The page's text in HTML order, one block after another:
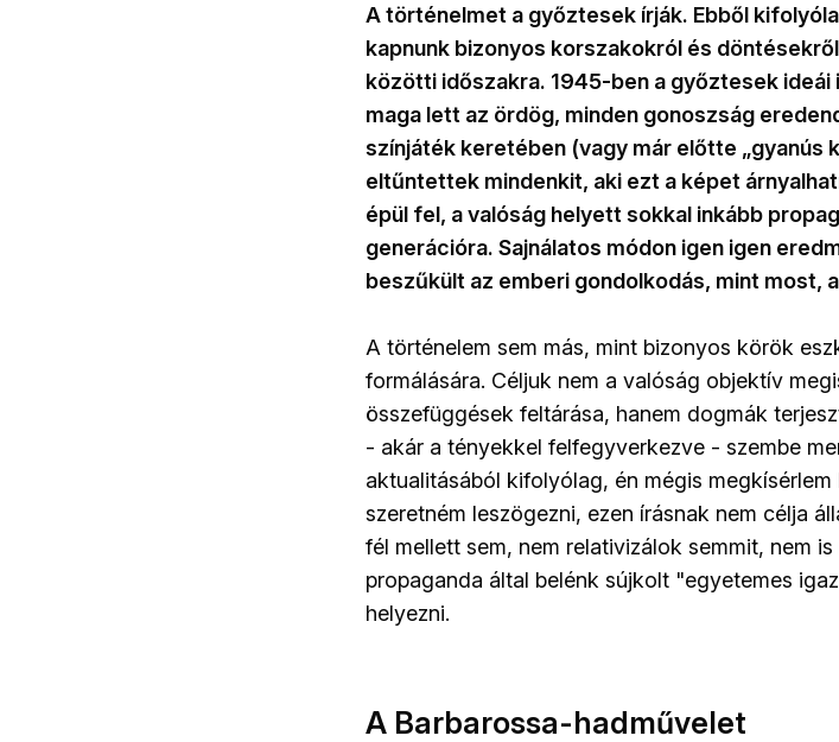
A történelmet a győztesek írják. Ebből
kapnunk bizonyos korszakokról és
közötti időszakra. 1945-ben a győztesek
maga lett az ördög, minden gonoszság
színjáték keretében (vagy már előtte
eltűntettek mindenkit, aki ezt a képet
épül fel, a valóság helyett sokkal inkább
generációra. Sajnálatos módon igen igen
beszűkült az emberi gondolkodás, mint most,
A történelem sem más, mint bizonyos körök
formálására. Céljuk nem a valóság objektív
összefüggések feltárása, hanem dogmák
- akár a tényekkel felfegyverkezve - szembe
aktualitásából kifolyólag, én mégis
szeretném leszögezni, ezen írásnak nem célja
fél mellett sem, nem relativizálok semmit, nem
propaganda által belénk sújkolt "egyetemes
helyezni.
A Barbarossa-hadművelet